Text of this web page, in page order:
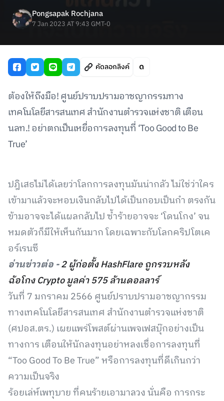
Pongsapak Rochjana
7 Jan 2023 AT 9:43 GMT-0
คัดลอกลิงค์
ต้องให้ถึงมือ! ศูนย์ปราบปรามอาชญากรรมทาง
เทคโนโลยีสารสนเทศ สำนักงานตำรวจแห่งชาติ เตือน
นลท.! อย่าตกเป็นเหยื่อการลงทุนที่ ‘Too Good to Be
True’
ปฎิเสธไม่ได้เลยว่าโลกการลงทุนมันน่ากลัว ไม่ใช่ว่าใคร
เข้ามาแล้วจะหอบเงินกลับไปได้เป็นกอบเป็นกำ ตรงกัน
ข้ามอาจจะได้แผลกลับไป ซ้ำร้ายอาจจะ ‘โดนโกง’ จน
หมดตัวก็มีให้เห็นกันมาก โดยเฉพาะกับโลกคริปโตเค
อร์เรนซี
อ่านข่าวต่อ -2 ผู้ก่อตั้ง HashFlare ถูกรวบหลัง
ฉ้อโกง Crypto มูลค่า 575 ล้านดอลลาร์
วันที่ 7 มกราคม 2566 ศูนย์ปราบปรามอาชญากรรม
ทางเทคโนโลยีสารสนเทศ สำนักงานตำรวจแห่งชาติ
(ศปอส.ตร.) เผยแพร่โพสต์ผ่านเพจเฟสบุ๊กอย่างเป็น
ทางการ เตือนให้นักลงทุนอย่าหลงเชื่อการลงทุนที่
“Too Good To Be True” หรือการลงทุนที่ดีเกินกว่า
ความเป็นจริง
ร้อยเล่ห์เพทุบาย ที่คนร้ายเอามาลวง นั่นคือ การกระ